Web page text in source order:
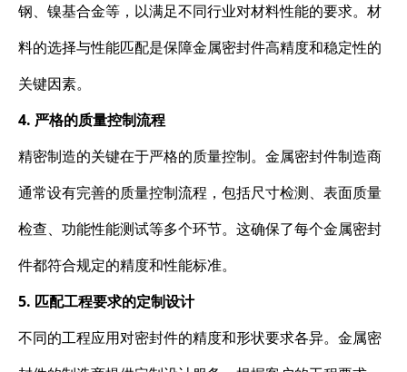
钢、镍基合金等，以满足不同行业对材料性能的要求。材
料的选择与性能匹配是保障金属密封件高精度和稳定性的
关键因素。
4. 严格的质量控制流程
精密制造的关键在于严格的质量控制。金属密封件制造商
通常设有完善的质量控制流程，包括尺寸检测、表面质量
检查、功能性能测试等多个环节。这确保了每个金属密封
件都符合规定的精度和性能标准。
5. 匹配工程要求的定制设计
不同的工程应用对密封件的精度和形状要求各异。金属密